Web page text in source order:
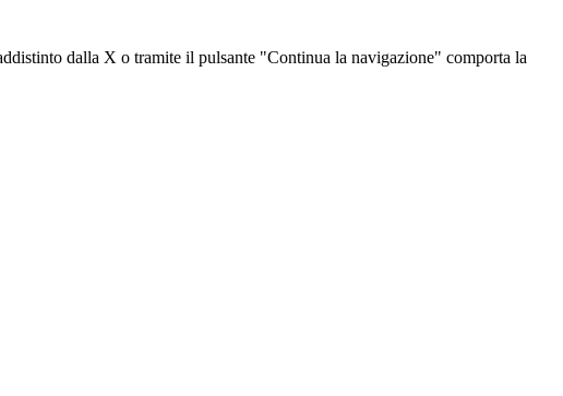
dalla X o tramite il pulsante "Continua la navigazione" comporta la